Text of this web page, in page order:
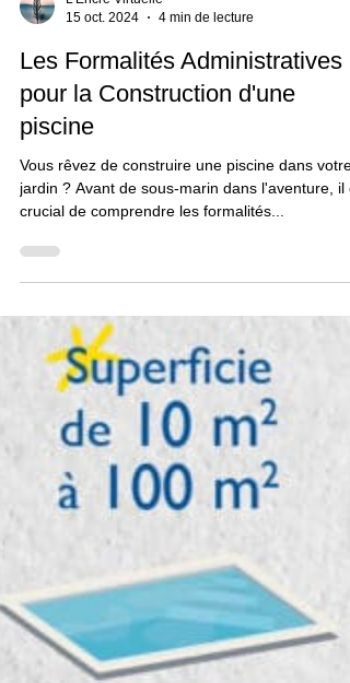
15 oct. 2024
4 min de lecture
Les Formalités Administratives
pour la Construction d'une
piscine
Vous rêvez de construire une piscine dans votre
crucial de comprendre les formalités...